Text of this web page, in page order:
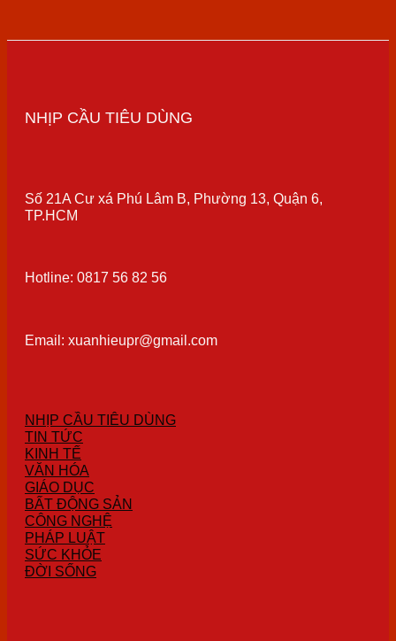
NHỊP CẦU TIÊU DÙNG
Số 21A Cư xá Phú Lâm B, Phường 13, Quận 6,
TP.HCM
Hotline: 0817 56 82 56
Email: xuanhieupr@gmail.com
NHỊP CẦU TIÊU DÙNG
TIN TỨC
KINH TẾ
VĂN HÓA
GIÁO DỤC
BẤT ĐỘNG SẢN
CÔNG NGHỆ
PHÁP LUẬT
SỨC KHỎE
ĐỜI SỐNG